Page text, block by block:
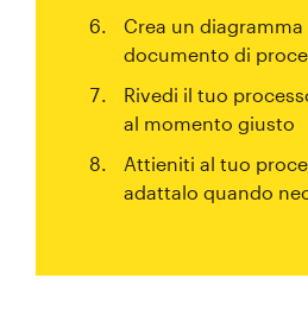
Crea un
documento di
Rivedi il tuo
al momento giusto
Attieniti al tuo
adattalo quando